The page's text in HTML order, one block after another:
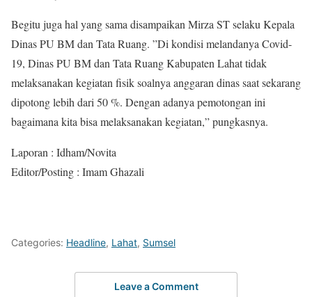
Begitu juga hal yang sama disampaikan Mirza ST selaku Kepala
Dinas PU BM dan Tata Ruang. ”Di kondisi melandanya Covid-
19, Dinas PU BM dan Tata Ruang Kabupaten Lahat tidak
melaksanakan kegiatan fisik soalnya anggaran dinas saat sekarang
dipotong lebih dari 50 %. Dengan adanya pemotongan ini
bagaimana kita bisa melaksanakan kegiatan,” pungkasnya.
Laporan : Idham/Novita
Editor/Posting : Imam Ghazali
Categories: Headline, Lahat, Sumsel
Leave a Comment